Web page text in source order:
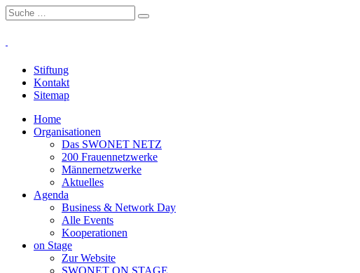
Stiftung
Kontakt
Sitemap
Home
Organisationen
Das SWONET NETZ
200 Frauen­netzwerke
Männernetzwerke
Aktuelles
Agenda
Business & Network Day
Alle Events
Kooperationen
on Stage
Zur Website
SWONET ON STAGE